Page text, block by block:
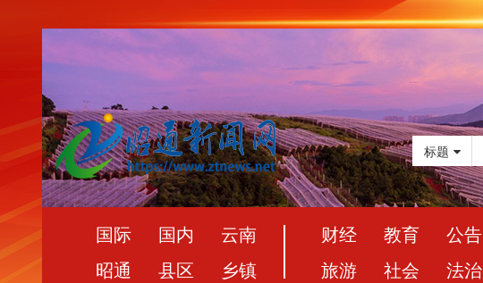
标题
国际 国内
云南
昭通
县区 乡镇
财经 教育
公告
旅游
社会 法治